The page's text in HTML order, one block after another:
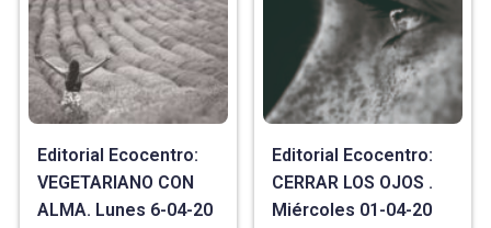
Editorial Ecocentro:
VEGETARIANO CON
ALMA. Lunes 6-04-20
Editorial Ecocentro:
CERRAR LOS OJOS .
Miércoles 01-04-20